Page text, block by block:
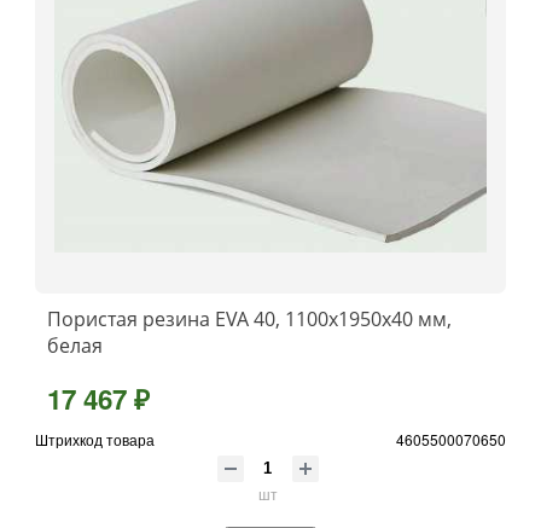
Пористая резина EVA 40, 1100x1950x40 мм,
белая
17 467 ₽
Штрихкод товара 4605500070650
шт